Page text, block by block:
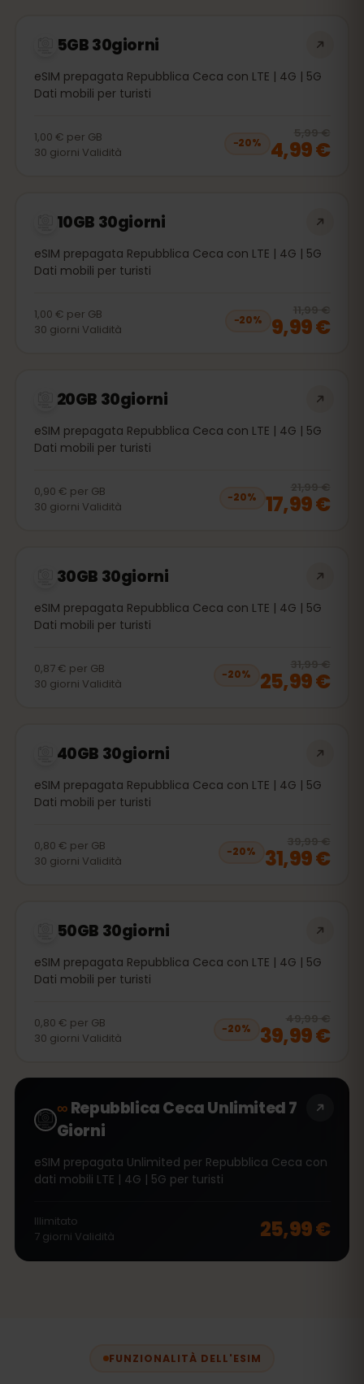
5GB 30giorni
eSIM prepagata Repubblica Ceca con LTE | 4G | 5G
Dati mobili per turisti
1,00 € per GB
30 giorni Validità
−20%
5,99 €
4,99 €
10GB 30giorni
eSIM prepagata Repubblica Ceca con LTE | 4G | 5G
Dati mobili per turisti
1,00 € per GB
30 giorni Validità
−20%
11,99 €
9,99 €
20GB 30giorni
eSIM prepagata Repubblica Ceca con LTE | 4G | 5G
Dati mobili per turisti
0,90 € per GB
30 giorni Validità
−20%
21,99 €
17,99 €
30GB 30giorni
eSIM prepagata Repubblica Ceca con LTE | 4G | 5G
Dati mobili per turisti
0,87 € per GB
30 giorni Validità
−20%
31,99 €
25,99 €
40GB 30giorni
eSIM prepagata Repubblica Ceca con LTE | 4G | 5G
Dati mobili per turisti
0,80 € per GB
30 giorni Validità
−20%
39,99 €
31,99 €
50GB 30giorni
eSIM prepagata Repubblica Ceca con LTE | 4G | 5G
Dati mobili per turisti
0,80 € per GB
30 giorni Validità
−20%
49,99 €
39,99 €
∞Repubblica Ceca Unlimited 7
Giorni
eSIM prepagata Unlimited per Repubblica Ceca con
dati mobili LTE | 4G | 5G per turisti
Illimitato
7 giorni Validità 25,99 €
FUNZIONALITÀ DELL'ESIM